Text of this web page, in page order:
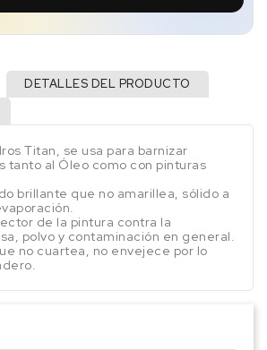
DETALLES DEL PRODUCTO
Titan, se usa para barnizar
tanto al Óleo como con pinturas
brillante que no amarillea, sólido a
de la pintura contra la
polvo y contaminación en general.
no cuartea, no envejece por lo